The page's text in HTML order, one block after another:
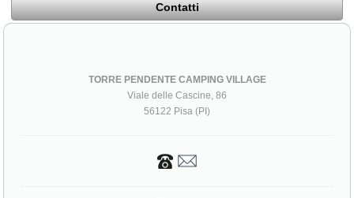
Contatti
TORRE PENDENTE CAMPING VILLAGE
Viale delle Cascine, 86
56122 Pisa (PI)